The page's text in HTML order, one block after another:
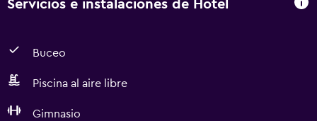
Servicios e instalaciones de Hotel
Buceo
Piscina al aire libre
Gimnasio